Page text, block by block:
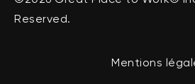
Reserved.
Mentions